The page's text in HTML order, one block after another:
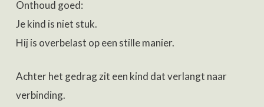
Onthoud goed:
Je kind is niet stuk.
Hij is overbelast op een stille manier.
Achter het gedrag zit een kind dat verlangt naar
verbinding.